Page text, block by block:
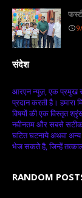
संदेश
आरएन न्यूज़, एक प्रमुख
प्रदान करती है। हमारा
विषयों की एक विस्तृत
नवीनतम और सबसे सटीक
घटित घटनाये अथवा अन्य
भेज सकते है, जिन्हें
RANDOM